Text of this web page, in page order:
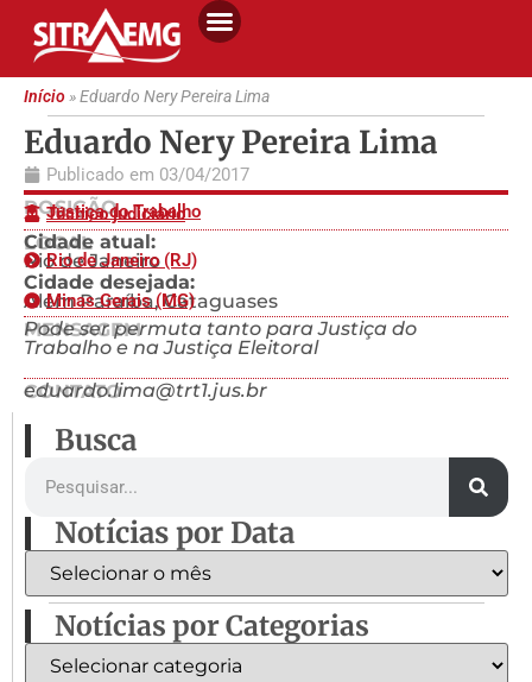
Início»Eduardo Nery Pereira Lima
Eduardo Nery Pereira Lima
Publicado em 03/04/2017
POSIÇÃO
Justiça do Trabalho
Técnico judiciário
LOCAL
Cidade atual:
Rio de Janeiro
Rio de Janeiro (RJ)
Cidade desejada:
Além Paraíba, Cataguases
Minas Gerais (MG)
MENSAGEM
Pode ser permuta tanto para Justiça do
Trabalho e na Justiça Eleitoral
CONTATO
eduardo.lima@trt1.jus.br
Busca
Notícias por Data
Notícias por Categorias